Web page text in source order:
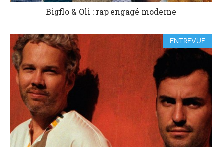
Bigflo & Oli : rap engagé moderne
ENTREVUE